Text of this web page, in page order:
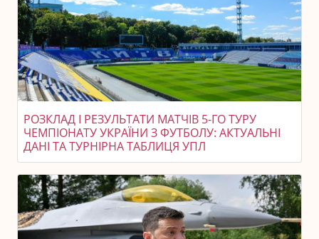
РОЗКЛАД І РЕЗУЛЬТАТИ МАТЧІВ 5-ГО ТУРУ
ЧЕМПІОНАТУ УКРАЇНИ З ФУТБОЛУ: АКТУАЛЬНІ
ДАНІ ТА ТУРНІРНА ТАБЛИЦЯ УПЛ